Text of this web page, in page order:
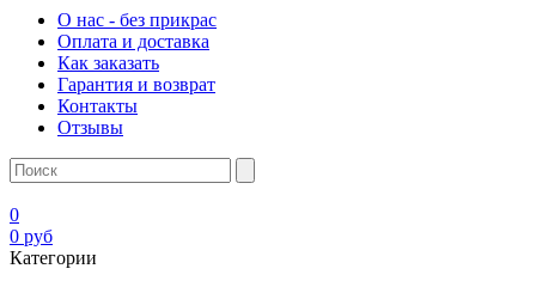
О нас - без прикрас
Оплата и доставка
Как заказать
Гарантия и возврат
Контакты
Отзывы
0
0 руб
Категории